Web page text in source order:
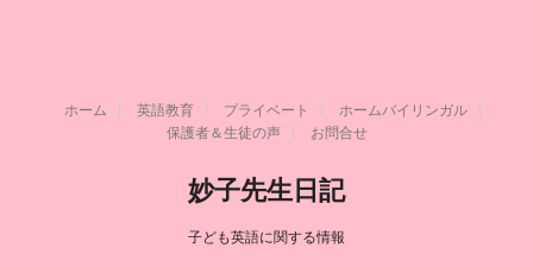
ホーム 英語教育 プライベート
ホームバイリンガル
保護者＆生徒の声
お問合せ
妙子先生日記
子ども英語に関する情報